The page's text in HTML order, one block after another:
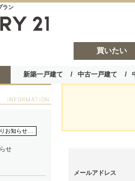
ラン
買いたい
新築一戸建て 中古一戸建て
メールアドレス